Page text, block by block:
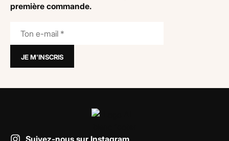
première commande.